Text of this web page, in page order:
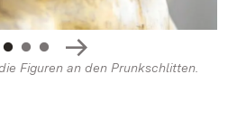
Figuren an den Prunkschlitten.